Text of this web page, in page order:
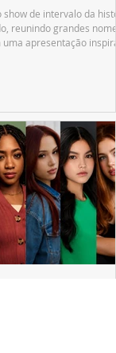
de intervalo da
reunindo grandes nomes
apresentação